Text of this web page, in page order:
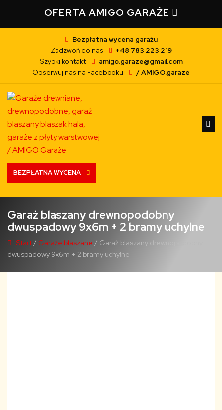
OFERTA AMIGO GARAŻE
Bezpłatna wycena garażu
Zadzwoń do nas
+48 783 223 219
Szybki kontakt
amigo.garaze@gmail.com
Obserwuj nas na Facebooku
/ AMIGO.garaze
BEZPŁATNA WYCENA
Garaż blaszany drewnopodobny
dwuspadowy 9x6m + 2 bramy uchylne
Start/ Garaże blaszane / Garaż blaszany drewnopodobny
dwuspadowy 9x6m + 2 bramy uchylne